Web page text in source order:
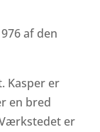
af den
Kasper er
en bred
er